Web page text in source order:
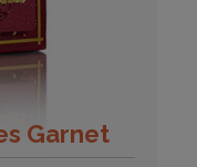
Garnet